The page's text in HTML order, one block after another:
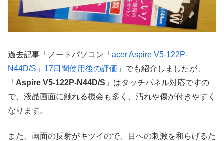
過去記事「ノートパソコン「 acer Aspire V5-122P-
N44D/S」17日間使用後の評価 」でも紹介しましたが、
「 Aspire V5-122P-N44D/S 」はタッチパネル対応ですの
で、液晶画面に触れる機会も多く、汚れや傷が付きやすく
なります。
また、画面の反射がキツイので、目への刺激を和らげるた